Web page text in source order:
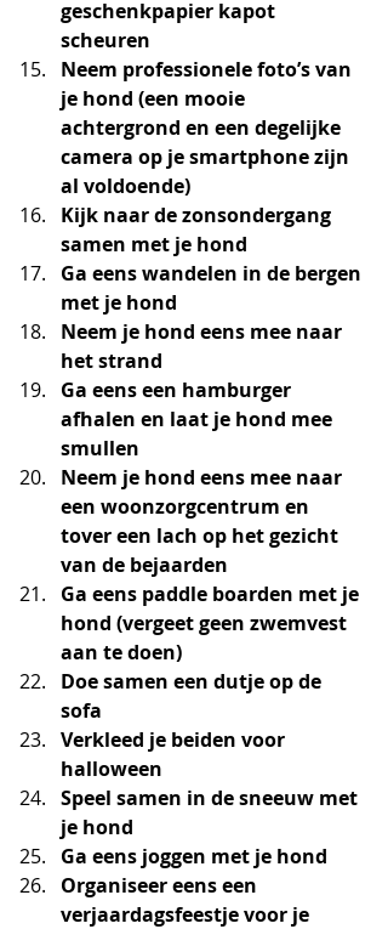
geschenkpapier kapot
scheuren
Neem professionele foto’s van
je hond (een mooie
achtergrond en een degelijke
camera op je smartphone zijn
al voldoende)
Kijk naar de zonsondergang
samen met je hond
Ga eens wandelen in de bergen
met je hond
Neem je hond eens mee naar
het strand
Ga eens een hamburger
afhalen en laat je hond mee
smullen
Neem je hond eens mee naar
een woonzorgcentrum en
tover een lach op het gezicht
van de bejaarden
Ga eens paddle boarden met je
hond (vergeet geen zwemvest
aan te doen)
Doe samen een dutje op de
sofa
Verkleed je beiden voor
halloween
Speel samen in de sneeuw met
je hond
Ga eens joggen met je hond
Organiseer eens een
verjaardagsfeestje voor je